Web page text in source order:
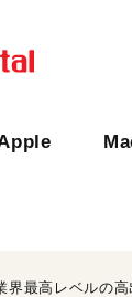
界最高レベルの